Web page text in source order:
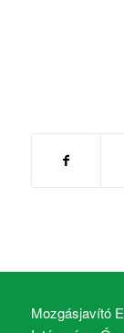
Mozgásjavító